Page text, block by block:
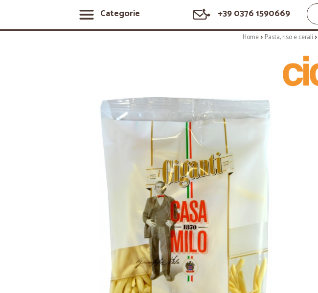
Categorie +39 0376 1590669
Home Pasta, riso e cerali